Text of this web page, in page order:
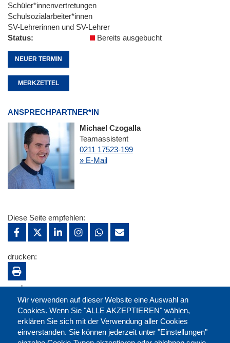
Schüler*innenvertretungen
Schulsozialarbeiter*innen
SV-Lehrerinnen und SV-Lehrer
Status
Bereits ausgebucht
NEUER TERMIN
MERKZETTEL
ANSPRECHPARTNER*IN
Michael Czogalla
Teamassistent
0211 17523-199
» E-Mail
Wir verwenden auf dieser Website eine Auswahl an
Cookies. Wenn Sie "ALLE AKZEPTIEREN" wählen,
erklären Sie sich mit der Verwendung aller Cookies
einverstanden. Sie können jederzeit unter "Einstellungen"
Diese Seite empfehlen:
drucken:
merken: